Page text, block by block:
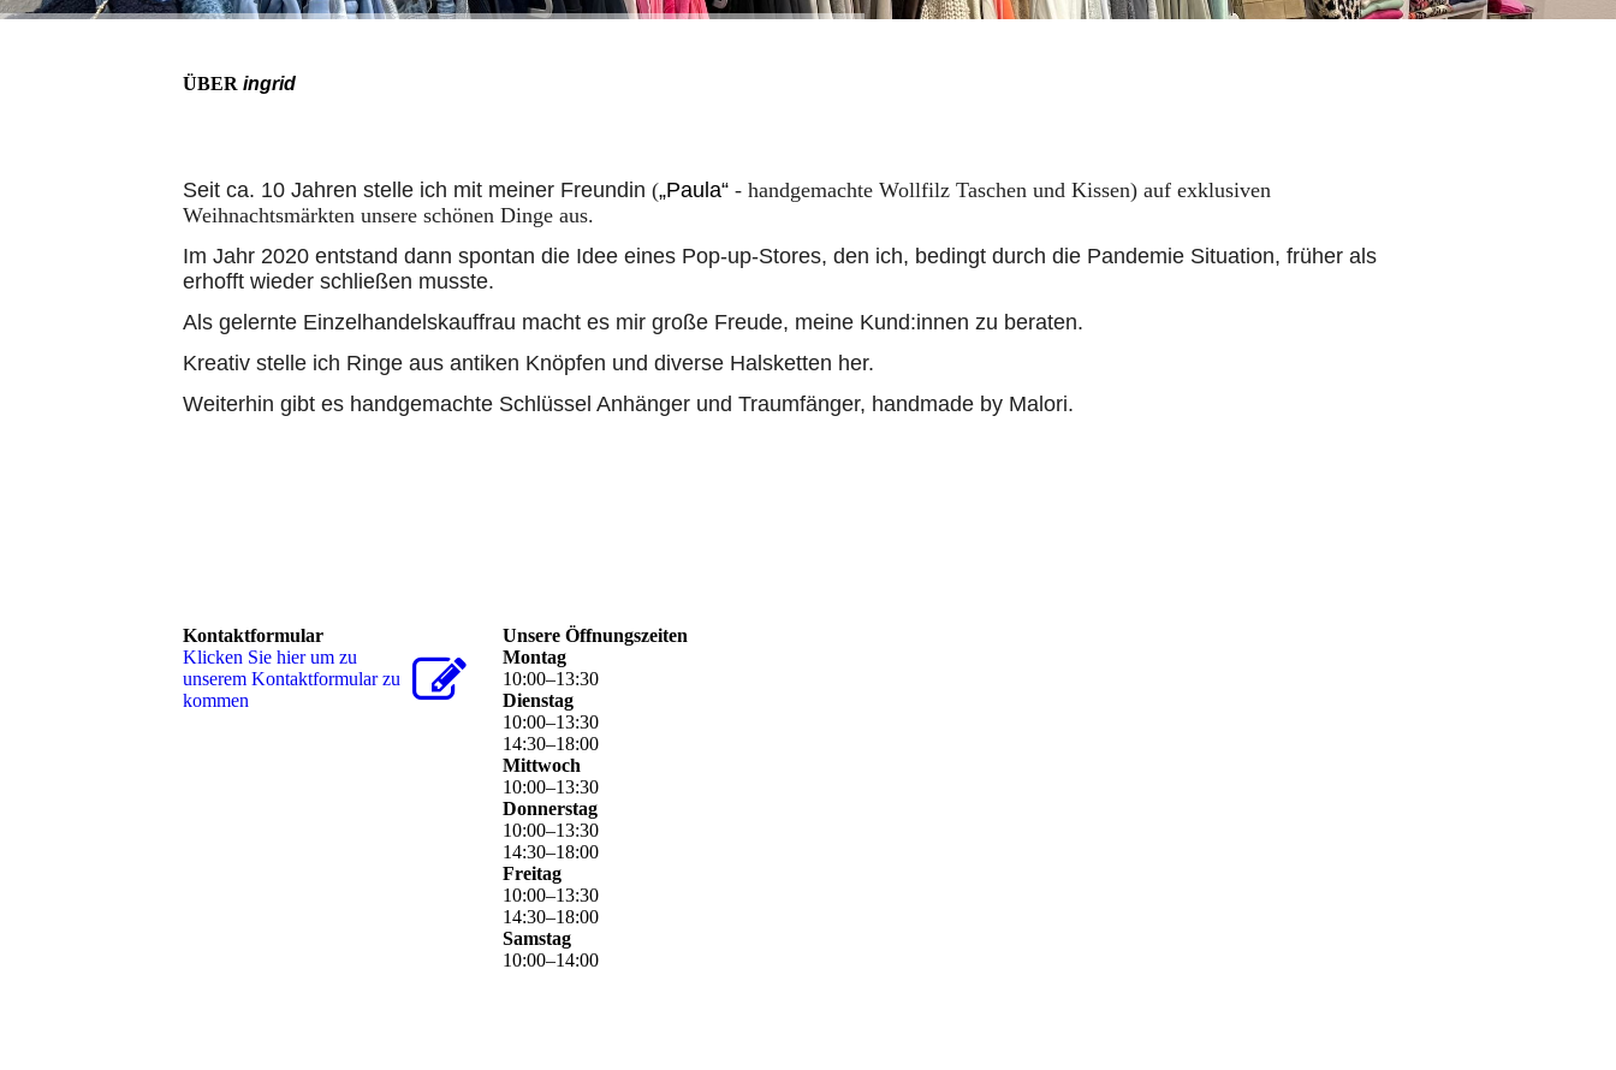
ÜBER ingrid
Seit ca. 10 Jahren stelle ich mit meiner Freundin („Paula“ - handgemachte Wollfilz Taschen und Kissen) auf exklusiven
Weihnachtsmärkten unsere schönen Dinge aus.
Im Jahr 2020 entstand dann spontan die Idee eines Pop-up-Stores, den ich, bedingt durch die Pandemie Situation, früher als
erhofft wieder schließen musste.
Als gelernte Einzelhandelskauffrau macht es mir große Freude, meine Kund:innen zu beraten.
Kreativ stelle ich Ringe aus antiken Knöpfen und diverse Halsketten her.
Weiterhin gibt es handgemachte Schlüssel Anhänger und Traumfänger, handmade by Malori.
Kontaktformular
Klicken Sie hier um zu
unserem Kon­takt­for­mu­lar zu
kommen
Unsere Öffnungszeiten
Montag
10:00–13:30
Dienstag
10:00–13:30
14:30–18:00
Mittwoch
10:00–13:30
Donnerstag
10:00–13:30
14:30–18:00
Freitag
10:00–13:30
14:30–18:00
Samstag
10:00–14:00